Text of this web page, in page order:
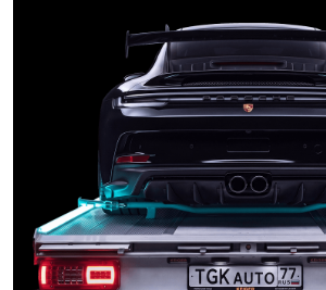
плановое ТО, сопровождение автопарка или
смешанная модель работы.
Ремонт и обслуживание
Выполняем согласованные работы по ремонту
и сервису коммерческих автомобилей. Ведем
обслуживание в логике бизнеса, где важны
предсказуемость, прозрачность стоимости
и удобное взаимодействие для
сотрудника со стороны клиента.
Дальнейшее сопровождение
После завершения работ продолжаем
взаимодействие в удобном формате, если
нужно постоянное обслуживание автопарка.
помогает снизить количество внеплановых
простоев и держать технику в рабочем
без хаотичных обращений.